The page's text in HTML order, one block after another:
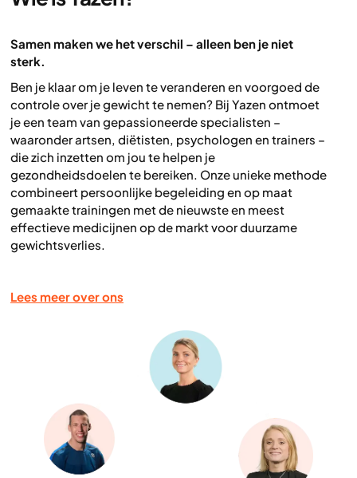
Samen maken we het verschil – alleen ben je niet
sterk.
Ben je klaar om je leven te veranderen en voorgoed de
controle over je gewicht te nemen? Bij Yazen ontmoet
je een team van gepassioneerde specialisten –
waaronder artsen, diëtisten, psychologen en trainers –
die zich inzetten om jou te helpen je
gezondheidsdoelen te bereiken. Onze unieke methode
combineert persoonlijke begeleiding en op maat
gemaakte trainingen met de nieuwste en meest
effectieve medicijnen op de markt voor duurzame
gewichtsverlies.
Lees meer over ons